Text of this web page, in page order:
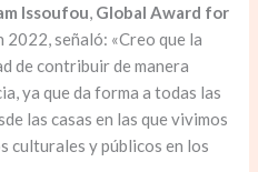
Issoufou, Global Award for
2022, señaló: «Creo que la
de contribuir de manera
ya que da forma a todas las
las casas en las que vivimos
culturales y públicos en los